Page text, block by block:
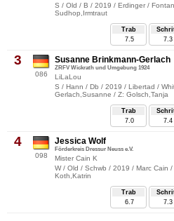
S / Old / B / 2019 / Erdinger /
Sudhop,Irmtraut
7.3
Trab
7.5
3
086
Susanne Brinkmann-Gerlach
ZRFV Wickrath und Umgebung 1924
LiLaLou
S / Hann / Db / 2019 / Libertad /
Gerlach,Susanne / Z: Golsch,Tanja
7.4
Trab
7.0
4
098
Jessica Wolf
Förderkreis Dressur Neuss e.V.
Mister Cain K
W / Old / Schwb / 2019 / Marc Cain
Koth,Katrin
7.3
Trab
6.7